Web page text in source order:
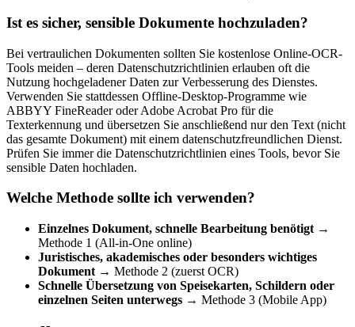
Ist es sicher, sensible Dokumente hochzuladen?
Bei vertraulichen Dokumenten sollten Sie kostenlose Online-OCR-
Tools meiden – deren Datenschutzrichtlinien erlauben oft die
Nutzung hochgeladener Daten zur Verbesserung des Dienstes.
Verwenden Sie stattdessen Offline-Desktop-Programme wie
ABBYY FineReader oder Adobe Acrobat Pro für die
Texterkennung und übersetzen Sie anschließend nur den Text (nicht
das gesamte Dokument) mit einem datenschutzfreundlichen Dienst.
Prüfen Sie immer die Datenschutzrichtlinien eines Tools, bevor Sie
sensible Daten hochladen.
Welche Methode sollte ich verwenden?
Einzelnes Dokument, schnelle Bearbeitung benötigt →
Methode 1 (All-in-One online)
Juristisches, akademisches oder besonders wichtiges
Dokument → Methode 2 (zuerst OCR)
Schnelle Übersetzung von Speisekarten, Schildern oder
einzelnen Seiten unterwegs → Methode 3 (Mobile App)